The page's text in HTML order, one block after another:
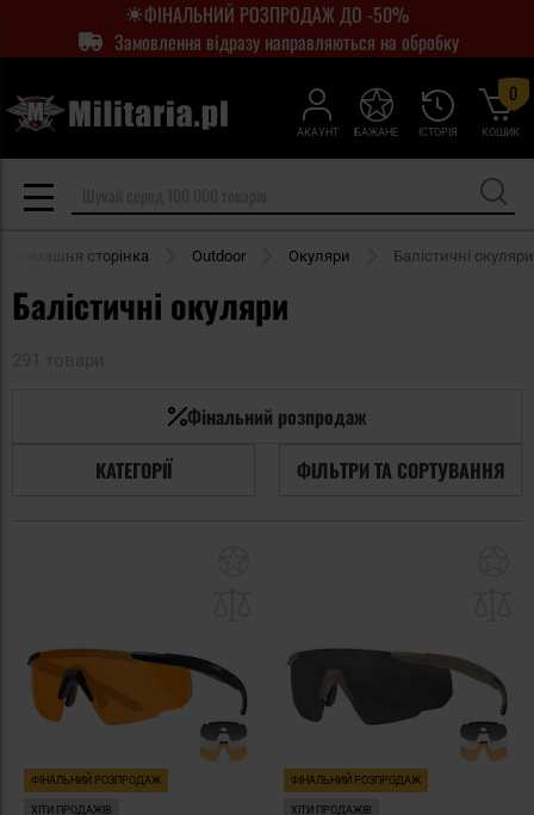
ФІНАЛЬНИЙ РОЗПРОДАЖ ДО -50%
Замовлення відразу направляються на обробку
АКАУНТ ІСТОРІЯ
БАЖАНЕ КОШИК
0
Домашня сторінка Outdoor Окуляри Балістичні окуляри
Балістичні окуляри
Фінальний розпродаж
КАТЕГОРІЇ
ФІЛЬТРИ ТА СОРТУВАННЯ
ФІНАЛЬНИЙ РОЗПРОДАЖ
ХІТИ ПРОДАЖІВ
ФІНАЛЬНИЙ РОЗПРОДАЖ
ХІТИ ПРОДАЖІВ